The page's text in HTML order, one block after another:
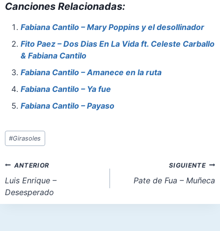
c
e
b
o
o
k
er
e
st
at
s
A
p
p
st
o
d
n
ai
l
e
Canciones Relacionadas:
Fabiana Cantilo – Mary Poppins y el desollinador
Fito Paez – Dos Dias En La Vida ft. Celeste Carballo
& Fabiana Cantilo
Fabiana Cantilo – Amanece en la ruta
Fabiana Cantilo – Ya fue
Fabiana Cantilo – Payaso
Etiquetas
de
entrada:
#Girasoles
Navegación
de
entradas
ANTERIOR
Luis Enrique –
Desesperado
SIGUIENTE
Pate de Fua – Muñeca